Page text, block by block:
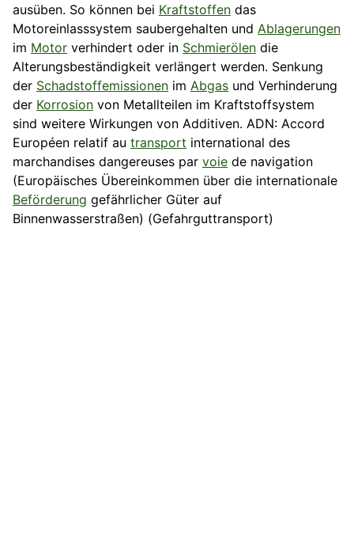
ausüben. So können bei Kraftstoffen das
Motoreinlasssystem saubergehalten und Ablagerungen
im Motor verhindert oder in Schmierölen die
Alterungsbeständigkeit verlängert werden. Senkung
der Schadstoffemissionen im Abgas und Verhinderung
der Korrosion von Metallteilen im Kraftstoffsystem
sind weitere Wirkungen von Additiven. ADN: Accord
Européen relatif au transport international des
marchandises dangereuses par voie de navigation
(Europäisches Übereinkommen über die internationale
Beförderung gefährlicher Güter auf
Binnenwasserstraßen) (Gefahrguttransport)